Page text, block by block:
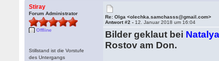
Stiray
Forum Administrator
Offline
Stillstand ist die Vorstufe
des Untergangs
Re: Olga <olechka.samchasss@gmail.com>
Antwort #2 - 12. Januar 2018 um 16:04
Bilder geklaut bei
Rostov am Don.